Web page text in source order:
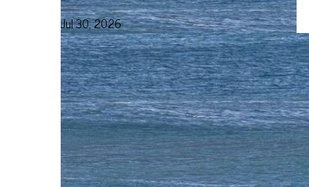
Jul 30, 2026